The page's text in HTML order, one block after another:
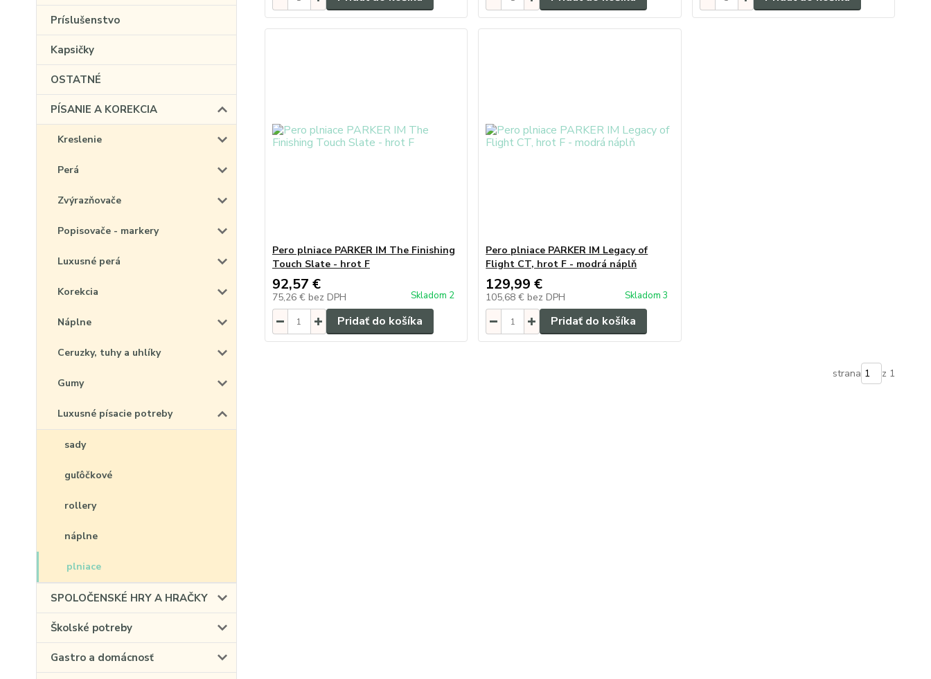
Príslušenstvo
Kapsičky
OSTATNÉ
PÍSANIE A KOREKCIA
Kreslenie
Perá
Zvýrazňovače
Popisovače - markery
Luxusné perá
Korekcia
Náplne
Ceruzky, tuhy a uhlíky
Gumy
Luxusné písacie potreby
sady
guľôčkové
rollery
náplne
plniace
SPOLOČENSKÉ HRY A HRAČKY
Školské potreby
Gastro a domácnosť
Pero plniace PARKER IM The Finishing
Touch Slate - hrot F
92,57 €
75,26 € bez DPH Skladom 2
Pridať do košíka
Pero plniace PARKER IM Legacy of
Flight CT, hrot F - modrá náplň
129,99 €
105,68 € bez DPH Skladom 3
Pridať do košíka
strana z 1